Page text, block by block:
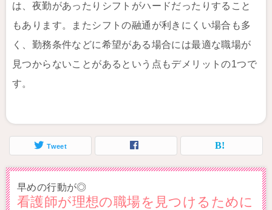
は、夜勤があったりシフトがハードだったりすること
もあります。またシフトの融通が利きにくい場合も多
く、勤務条件などに希望がある場合には最適な職場が
見つからないことがあるという点もデメリットの1つで
す。
Tweet
早めの行動が◎
看護師が理想の職場を見つけるために